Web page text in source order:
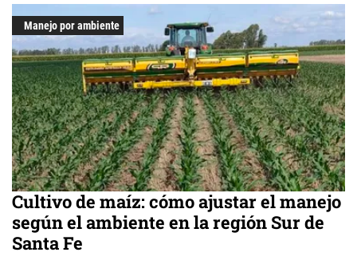
Manejo por ambiente
Cultivo de maíz: cómo ajustar el manejo
según el ambiente en la región Sur de
Santa Fe